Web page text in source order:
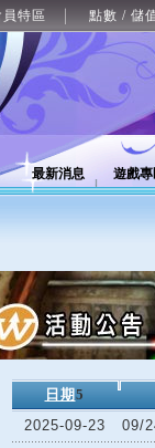
員特區 點數 / 儲
最新消息 遊戲
日期 5
2025-09-23
09/